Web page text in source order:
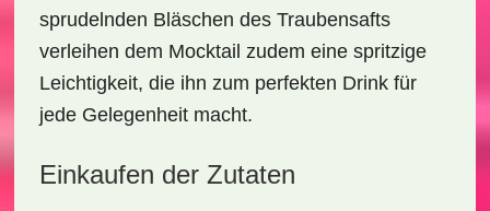
sprudelnden Bläschen des Traubensafts
verleihen dem Mocktail zudem eine spritzige
Leichtigkeit, die ihn zum perfekten Drink für
jede Gelegenheit macht.
Einkaufen der Zutaten